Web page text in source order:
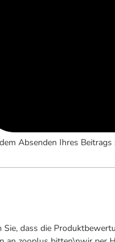
Absenden Ihres
Sie, dass die